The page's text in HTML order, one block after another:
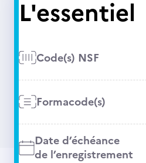
L'essentiel
Code(s) NSF
Formacode(s)
Date d’échéance
de l’enregistrement